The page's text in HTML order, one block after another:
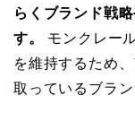
らくブランド戦
す。
モンクレー
を維持するため
取っているブラン